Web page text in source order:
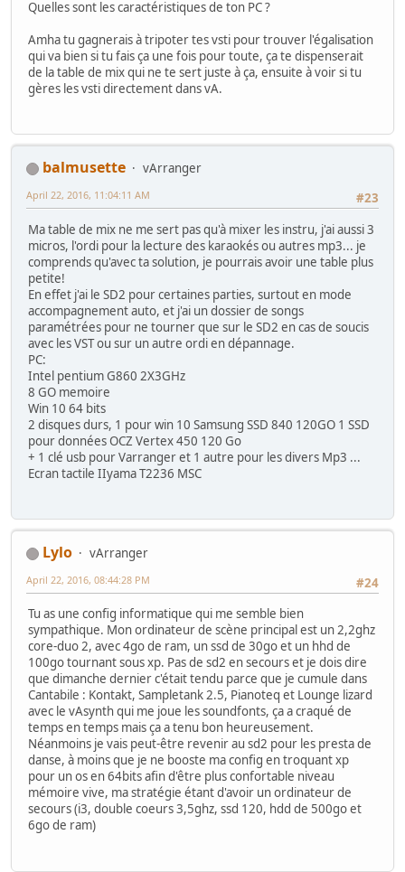
Quelles sont les caractéristiques de ton PC ?
Amha tu gagnerais à tripoter tes vsti pour trouver l'égalisation
qui va bien si tu fais ça une fois pour toute, ça te dispenserait
de la table de mix qui ne te sert juste à ça, ensuite à voir si tu
gères les vsti directement dans vA.
balmusette
vArranger
#23
April 22, 2016, 11:04:11 AM
Ma table de mix ne me sert pas qu'à mixer les instru, j'ai aussi 3
micros, l'ordi pour la lecture des karaokés ou autres mp3... je
comprends qu'avec ta solution, je pourrais avoir une table plus
petite!
En effet j'ai le SD2 pour certaines parties, surtout en mode
accompagnement auto, et j'ai un dossier de songs
paramétrées pour ne tourner que sur le SD2 en cas de soucis
avec les VST ou sur un autre ordi en dépannage.
PC:
Intel pentium G860 2X3GHz
8 GO memoire
Win 10 64 bits
2 disques durs, 1 pour win 10 Samsung SSD 840 120GO 1 SSD
pour données OCZ Vertex 450 120 Go
+ 1 clé usb pour Varranger et 1 autre pour les divers Mp3 ...
Ecran tactile IIyama T2236 MSC
Lylo
vArranger
#24
April 22, 2016, 08:44:28 PM
Tu as une config informatique qui me semble bien
sympathique. Mon ordinateur de scène principal est un 2,2ghz
core-duo 2, avec 4go de ram, un ssd de 30go et un hhd de
100go tournant sous xp. Pas de sd2 en secours et je dois dire
que dimanche dernier c'était tendu parce que je cumule dans
Cantabile : Kontakt, Sampletank 2.5, Pianoteq et Lounge lizard
avec le vAsynth qui me joue les soundfonts, ça a craqué de
temps en temps mais ça a tenu bon heureusement.
Néanmoins je vais peut-être revenir au sd2 pour les presta de
danse, à moins que je ne booste ma config en troquant xp
pour un os en 64bits afin d'être plus confortable niveau
mémoire vive, ma stratégie étant d'avoir un ordinateur de
secours (i3, double coeurs 3,5ghz, ssd 120, hdd de 500go et
6go de ram)